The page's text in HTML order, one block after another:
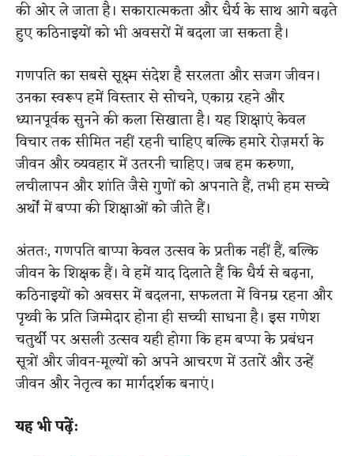
की ओर ले जाता है। सकारात्मकता और धैर्य के साथ आगे बढ़ते
हुए कठिनाइयों को भी अवसरों में बदला जा सकता है।
गणपति का सबसे सूक्ष्म संदेश है सरलता और सजग जीवन।
उनका स्वरूप हमें विस्तार से सोचने, एकाग्र रहने और
ध्यानपूर्वक सुनने की कला सिखाता है। यह शिक्षाएं केवल
विचार तक सीमित नहीं रहनी चाहिए बल्कि हमारे रोज़मर्रा के
जीवन और व्यवहार में उतरनी चाहिए। जब हम करुणा,
लचीलापन और शांति जैसे गुणों को अपनाते हैं, तभी हम सच्चे
अर्थों में बप्पा की शिक्षाओं को जीते हैं।
अंततः, गणपति बाप्पा केवल उत्सव के प्रतीक नहीं हैं, बल्कि
जीवन के शिक्षक हैं। वे हमें याद दिलाते हैं कि धैर्य से बढ़ना,
कठिनाइयों को अवसर में बदलना, सफलता में विनम्र रहना और
पृथ्वी के प्रति जिम्मेदार होना ही सच्ची साधना है। इस गणेश
चतुर्थी पर असली उत्सव यही होगा कि हम बप्पा के प्रबंधन
सूत्रों और जीवन-मूल्यों को अपने आचरण में उतारें और उन्हें
जीवन और नेतृत्व का मार्गदर्शक बनाएं।
यह भी पढ़ें: